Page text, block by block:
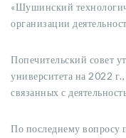
«Шушинский
организации
Попечительский совет
университета на 2022
связанных с
По последнему вопросу